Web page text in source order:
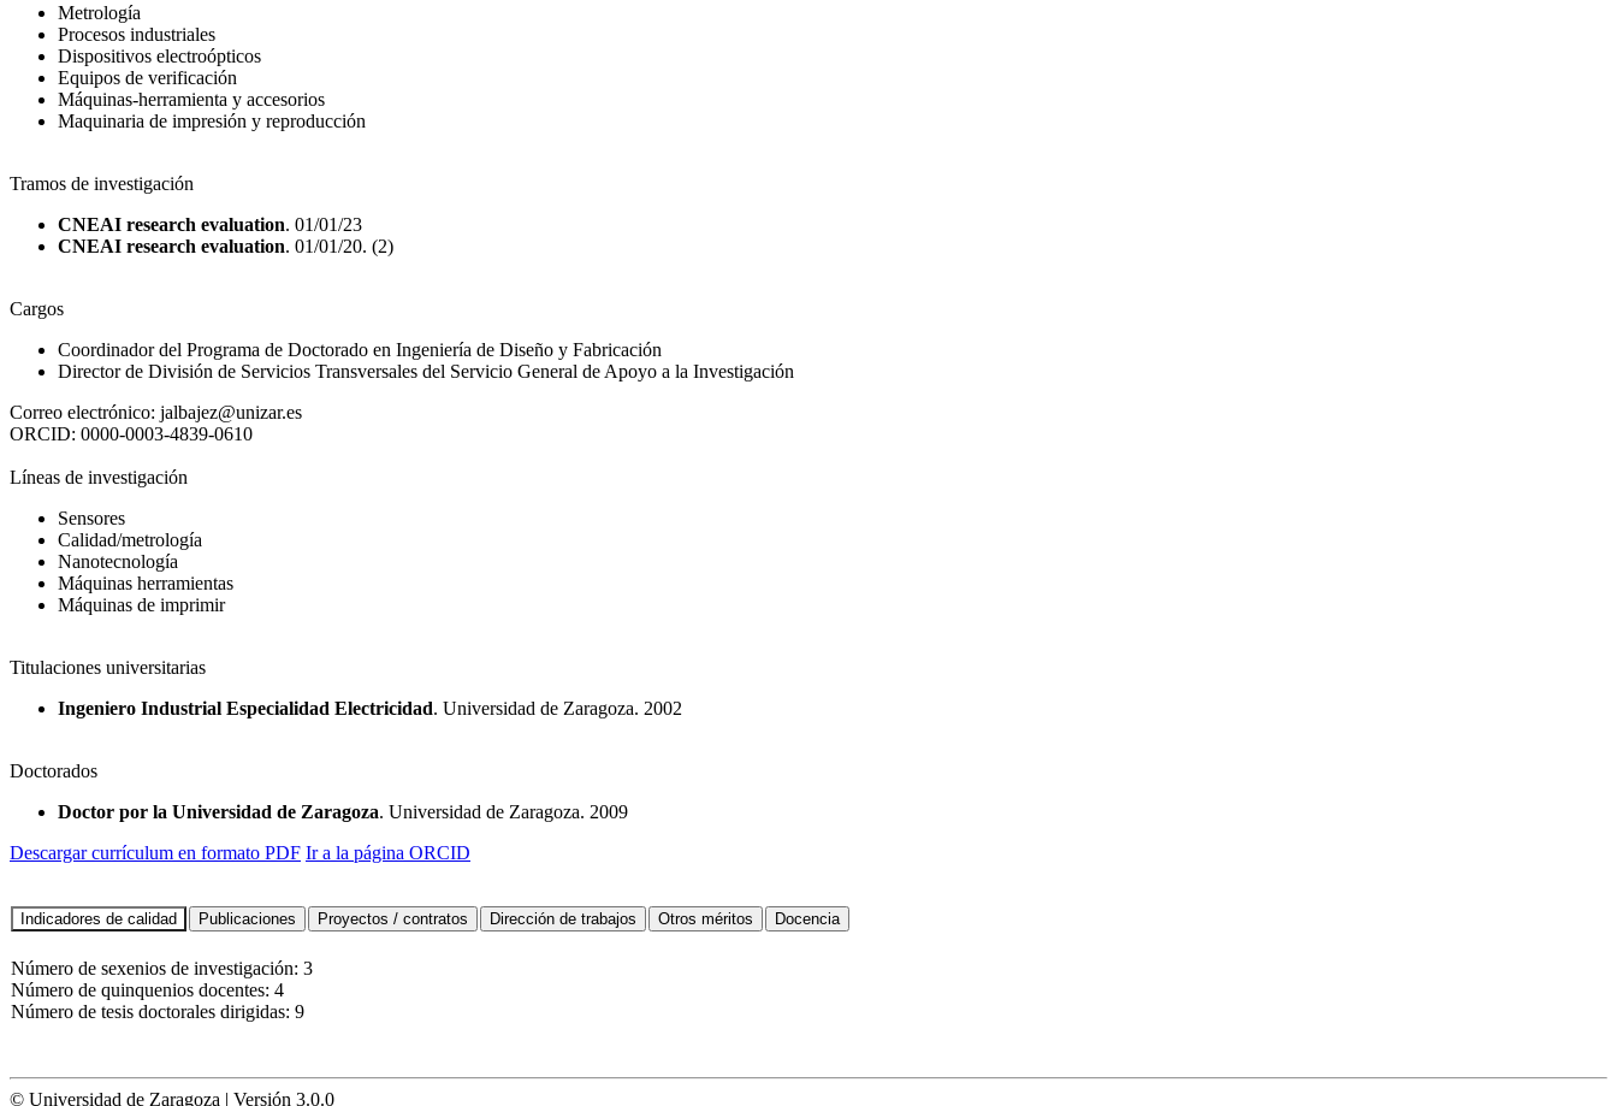
Metrología
Procesos industriales
Dispositivos electroópticos
Equipos de verificación
Máquinas-herramienta y accesorios
Maquinaria de impresión y reproducción
Tramos de investigación
CNEAI research evaluation. 01/01/23
CNEAI research evaluation. 01/01/20. (2)
Cargos
Coordinador del Programa de Doctorado en Ingeniería de Diseño y Fabricación
Director de División de Servicios Transversales del Servicio General de Apoyo a la Investigación
Correo electrónico: jalbajez@unizar.es
ORCID: 0000-0003-4839-0610
Líneas de investigación
Sensores
Calidad/metrología
Nanotecnología
Máquinas herramientas
Máquinas de imprimir
Titulaciones universitarias
Ingeniero Industrial Especialidad Electricidad. Universidad de Zaragoza. 2002
Doctorados
Doctor por la Universidad de Zaragoza. Universidad de Zaragoza. 2009
Descargar currículum en formato PDF Ir a la página ORCID
Número de sexenios de investigación: 3
Número de quinquenios docentes: 4
Número de tesis doctorales dirigidas: 9
© Universidad de Zaragoza | Versión 3.0.0